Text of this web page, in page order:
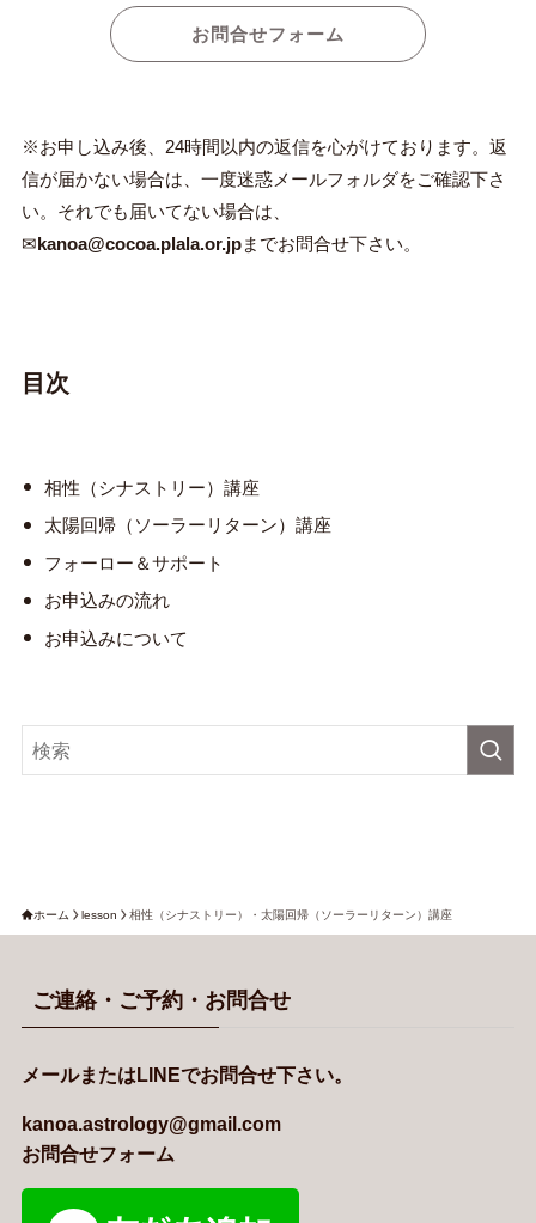
お問合せフォーム
※お申し込み後、24時間以内の返信を心がけております。返
信が届かない場合は、一度迷惑メールフォルダをご確認下さ
い。それでも届いてない場合は、
✉kanoa@cocoa.plala.or.jpまでお問合せ下さい。
目次
相性（シナストリー）講座
太陽回帰（ソーラーリターン）講座
フォーロー＆サポート
お申込みの流れ
お申込みについて
ホーム lesson 相性（シナストリー）・太陽回帰（ソーラーリターン）講座
ご連絡・ご予約・お問合せ
メールまたはLINEでお問合せ下さい。
kanoa.astrology@gmail.com
お問合せフォーム